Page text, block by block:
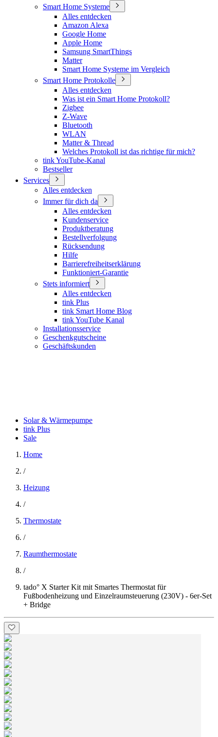
Smart Home Systeme
Alles entdecken
Amazon Alexa
Google Home
Apple Home
Samsung SmartThings
Matter
Smart Home Systeme im Vergleich
Smart Home Protokolle
Alles entdecken
Was ist ein Smart Home Protokoll?
Zigbee
Z-Wave
Bluetooth
WLAN
Matter & Thread
Welches Protokoll ist das richtige für mich?
tink YouTube-Kanal
Bestseller
Services
Alles entdecken
Immer für dich da
Alles entdecken
Kundenservice
Produktberatung
Bestellverfolgung
Rücksendung
Hilfe
Barrierefreiheitserklärung
Funktioniert-Garantie
Stets informiert
Alles entdecken
tink Plus
tink Smart Home Blog
tink YouTube Kanal
Installationsservice
Geschenkgutscheine
Geschäftskunden
Solar & Wärmepumpe
tink Plus
Sale
Home
/
Heizung
/
Thermostate
/
Raumthermostate
/
tado° X Starter Kit mit Smartes Thermostat für
Fußbodenheizung und Einzelraumsteuerung (230V) - 6er-Set
+ Bridge